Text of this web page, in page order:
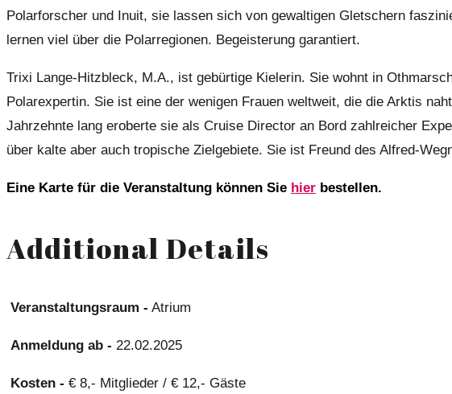
Polarforscher und Inuit, sie lassen sich von gewaltigen Gletschern
lernen viel über die Polarregionen. Begeisterung garantiert.
Trixi Lange-Hitzbleck, M.A., ist gebürtige Kielerin. Sie wohnt in
Polarexpertin. Sie ist eine der wenigen Frauen weltweit, die die Arktis
Jahrzehnte lang eroberte sie als Cruise Director an Bord zahlreicher
über kalte aber auch tropische Zielgebiete. Sie ist Freund des Alfred-
Eine Karte für die Veranstaltung können Sie hier bestellen.
Additional Details
Veranstaltungsraum - Atrium
Anmeldung ab - 22.02.2025
Kosten - € 8,- Mitglieder / € 12,- Gäste